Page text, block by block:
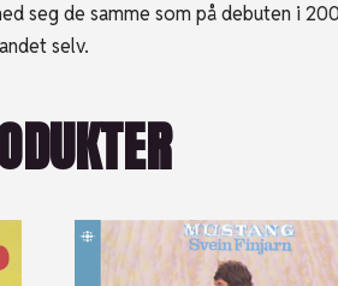
seg de samme som på debuten i
selv.